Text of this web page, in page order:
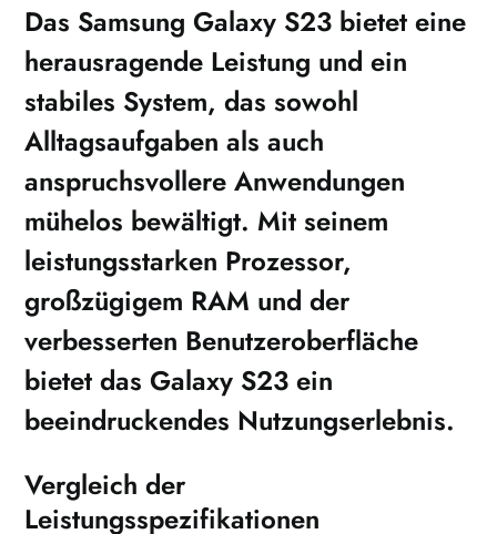
Das Samsung Galaxy S23 bietet eine
herausragende Leistung und ein
stabiles System, das sowohl
Alltagsaufgaben als auch
anspruchsvollere Anwendungen
mühelos bewältigt. Mit seinem
leistungsstarken Prozessor,
großzügigem RAM und der
verbesserten Benutzeroberfläche
bietet das Galaxy S23 ein
beeindruckendes Nutzungserlebnis.
Vergleich der
Leistungsspezifikationen